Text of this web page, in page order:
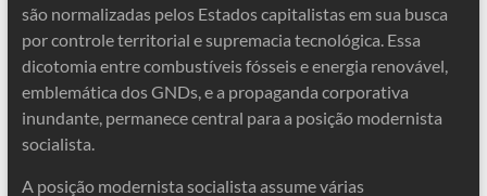
são normalizadas pelos Estados capitalistas em sua busca
por controle territorial e supremacia tecnológica. Essa
dicotomia entre combustíveis fósseis e energia renovável,
emblemática dos GNDs, e a propaganda corporativa
inundante, permanece central para a posição modernista
socialista.
A posição modernista socialista assume várias